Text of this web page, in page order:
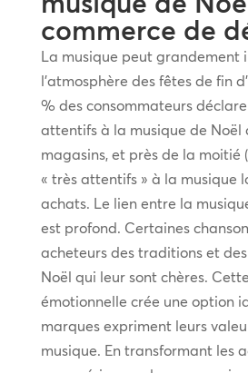
commerce de
La musique peut grandement
l’atmosphère des fêtes de fin
% des consommateurs
attentifs à la musique de Noël
magasins, et près de la moitié
« très attentifs » à la musique
achats. Le lien entre la
est profond. Certaines
acheteurs des traditions et
Noël qui leur sont chères.
émotionnelle crée une option
marques expriment leurs
musique. En transformant les